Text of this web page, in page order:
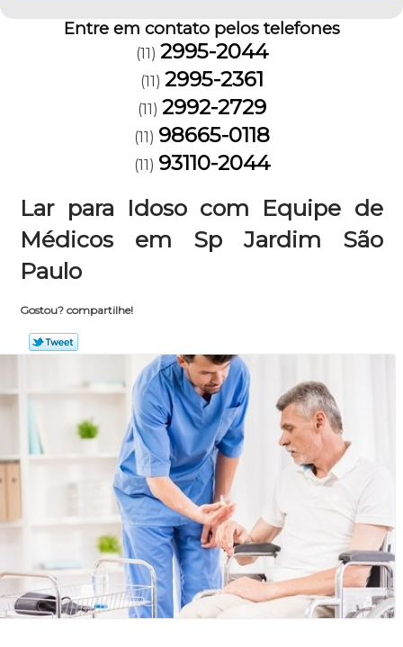
Entre em contato pelos telefones
(11) 2995-2044
(11) 2995-2361
(11) 2992-2729
(11) 98665-0118
(11) 93110-2044
Lar para Idoso com Equipe de
Médicos em Sp Jardim São
Paulo
Gostou? compartilhe!